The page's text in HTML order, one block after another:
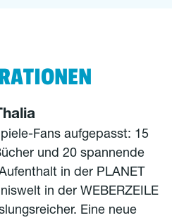
Fans aufgepasst: 15
und 20 spannende
in der PLANET
in der WEBERZEILE
Eine neue